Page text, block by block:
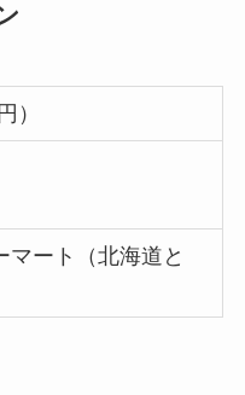
）
マート（北海道と